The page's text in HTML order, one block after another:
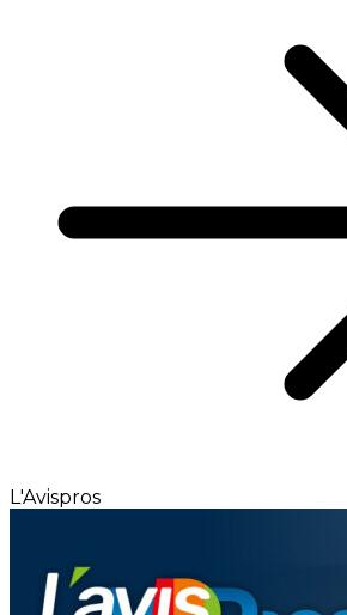
L'Avispros